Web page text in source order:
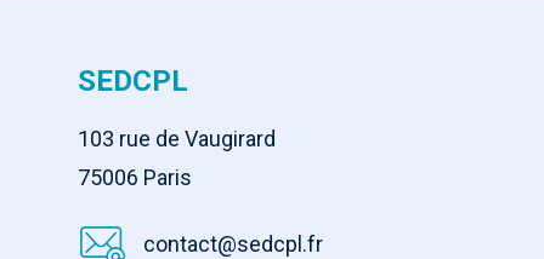
SEDCPL
103 rue de Vaugirard
75006 Paris
contact@sedcpl.fr